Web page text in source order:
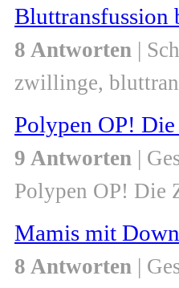
Bluttransfussion
8 Antworten |
zwillinge,
Polypen OP!
9 Antworten |
Polypen OP! Die
Mamis mit
8 Antworten |